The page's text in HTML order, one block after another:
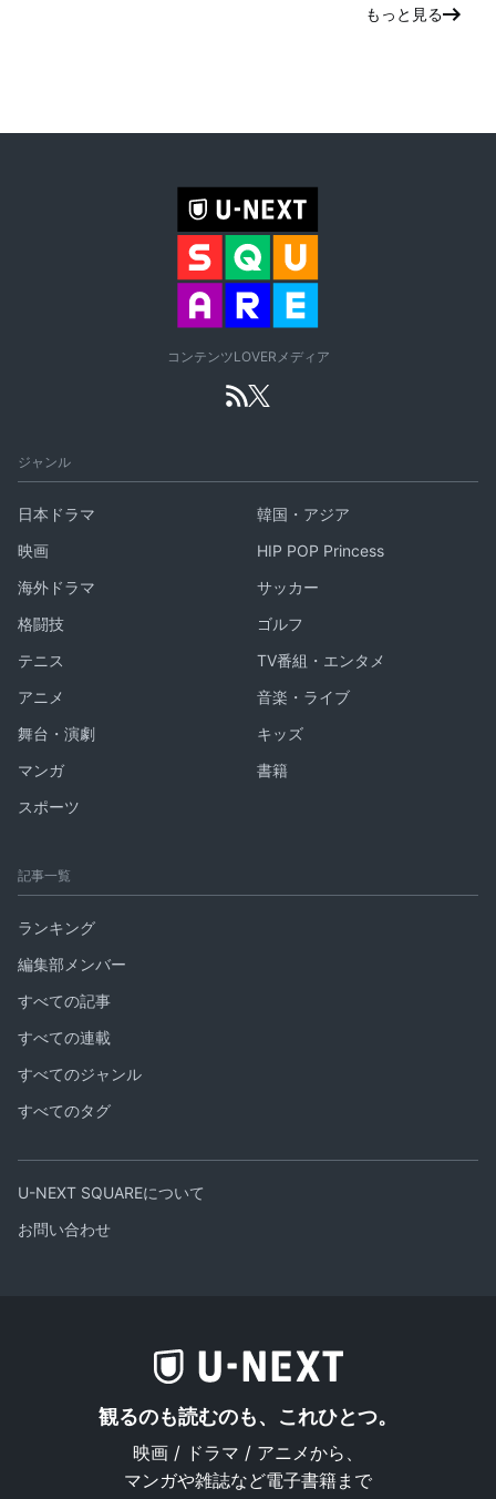
もっと見る
コンテンツLOVERメディア
ジャンル
日本ドラマ
韓国・アジア
映画
HIP POP Princess
海外ドラマ
サッカー
格闘技
ゴルフ
テニス
TV番組・エンタメ
アニメ
音楽・ライブ
舞台・演劇
キッズ
マンガ
書籍
スポーツ
記事一覧
ランキング
編集部メンバー
すべての記事
すべての連載
すべてのジャンル
すべてのタグ
U-NEXT SQUAREについて
お問い合わせ
観るのも読むのも、これひとつ。
映画 / ドラマ / アニメから、
マンガや雑誌など電子書籍まで